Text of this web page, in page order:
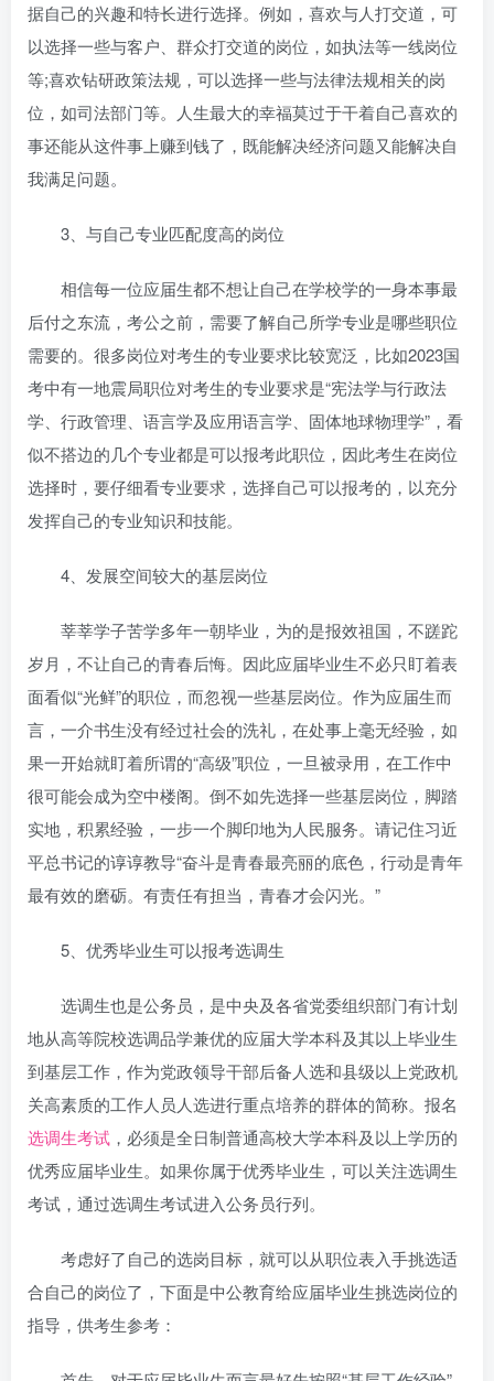
据自己的兴趣和特长进行选择。例如，喜欢与人打交道，可
以选择一些与客户、群众打交道的岗位，如执法等一线岗位
等;喜欢钻研政策法规，可以选择一些与法律法规相关的岗
位，如司法部门等。人生最大的幸福莫过于干着自己喜欢的
事还能从这件事上赚到钱了，既能解决经济问题又能解决自
我满足问题。
3、与自己专业匹配度高的岗位
相信每一位应届生都不想让自己在学校学的一身本事最
后付之东流，考公之前，需要了解自己所学专业是哪些职位
需要的。很多岗位对考生的专业要求比较宽泛，比如2023国
考中有一地震局职位对考生的专业要求是“宪法学与行政法
学、行政管理、语言学及应用语言学、固体地球物理学”，看
似不搭边的几个专业都是可以报考此职位，因此考生在岗位
选择时，要仔细看专业要求，选择自己可以报考的，以充分
发挥自己的专业知识和技能。
4、发展空间较大的基层岗位
莘莘学子苦学多年一朝毕业，为的是报效祖国，不蹉跎
岁月，不让自己的青春后悔。因此应届毕业生不必只盯着表
面看似“光鲜”的职位，而忽视一些基层岗位。作为应届生而
言，一介书生没有经过社会的洗礼，在处事上毫无经验，如
果一开始就盯着所谓的“高级”职位，一旦被录用，在工作中
很可能会成为空中楼阁。倒不如先选择一些基层岗位，脚踏
实地，积累经验，一步一个脚印地为人民服务。请记住习近
平总书记的谆谆教导“奋斗是青春最亮丽的底色，行动是青年
最有效的磨砺。有责任有担当，青春才会闪光。”
5、优秀毕业生可以报考选调生
选调生也是公务员，是中央及各省党委组织部门有计划
地从高等院校选调品学兼优的应届大学本科及其以上毕业生
到基层工作，作为党政领导干部后备人选和县级以上党政机
关高素质的工作人员人选进行重点培养的群体的简称。报名
选调生考试 ，必须是全日制普通高校大学本科及以上学历的
优秀应届毕业生。如果你属于优秀毕业生，可以关注选调生
考试，通过选调生考试进入公务员行列。
考虑好了自己的选岗目标，就可以从职位表入手挑选适
合自己的岗位了，下面是中公教育给应届毕业生挑选岗位的
指导，供考生参考：